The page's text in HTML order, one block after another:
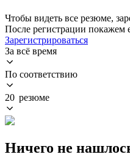
Чтобы видеть все резюме,
После регистрации покажем
Зарегистрироваться
За всё время
По соответствию
20 резюме
Ничего не